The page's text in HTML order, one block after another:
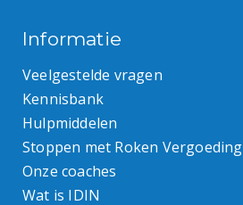
Informatie
Veelgestelde vragen
Kennisbank
Hulpmiddelen
Stoppen met Roken Vergoeding
Onze coaches
Wat is IDIN